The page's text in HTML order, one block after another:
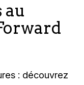
au
: découvrez